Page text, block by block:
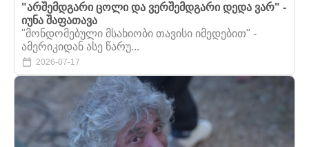
"არშემდგარი ცოლი და ვერშემდგარი დედა ვარ" -
იუნა შაფათავა
"მონდომებული მსახიობი თავისი იმედებით" -
ამერიკიდან ასე წარუ...
2026-07-17